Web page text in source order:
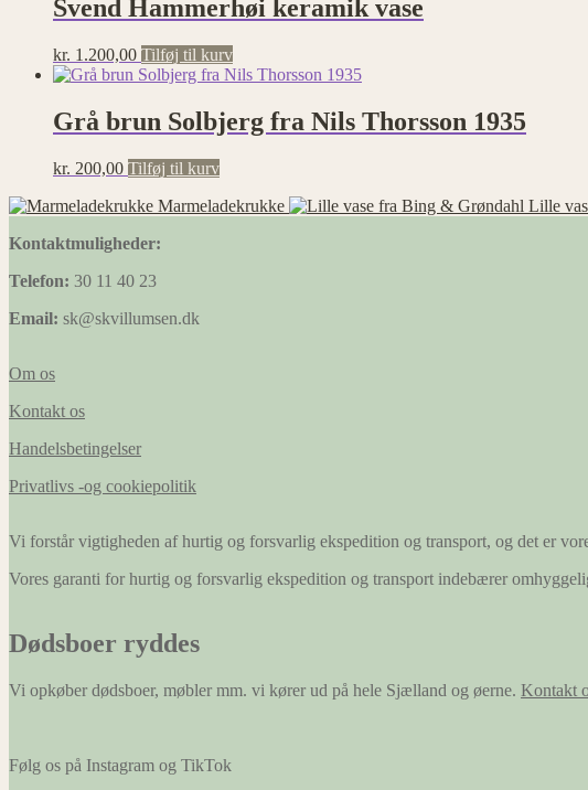
Svend Hammerhøi keramik vase
kr. 1.200,00 Tilføj til kurv
Grå brun Solbjerg fra Nils Thorsson 1935
kr. 200,00 Tilføj til kurv
Marmeladekrukke
Lille
Kontaktmuligheder:
Telefon: 30 11 40 23
Email: sk@skvillumsen.dk
Om os
Kontakt os
Handelsbetingelser
Privatlivs -og cookiepolitik
Vi forstår vigtigheden af hurtig og forsvarlig ekspedition og transport, og det er
Vores garanti for hurtig og forsvarlig ekspedition og transport indebærer
Dødsboer ryddes
Vi opkøber dødsboer, møbler mm. vi kører ud på hele Sjælland og øerne. Kontakt
Følg os på Instagram og TikTok